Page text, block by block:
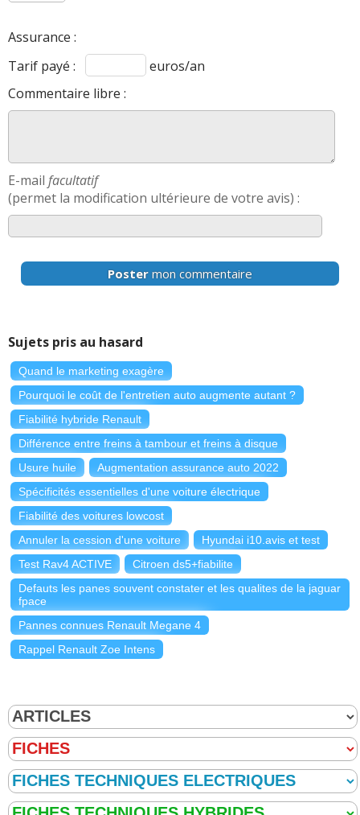
Assurance :
Tarif payé :
euros/an
Commentaire libre :
E-mail facultatif
(permet la modification ultérieure de votre avis) :
Poster mon commentaire
Sujets pris au hasard
Quand le marketing exagère
Pourquoi le coût de l'entretien auto augmente autant ?
Fiabilité hybride Renault
Différence entre freins à tambour et freins à disque
Usure huile
Augmentation assurance auto 2022
Spécificités essentielles d'une voiture électrique
Fiabilité des voitures lowcost
Annuler la cession d'une voiture
Hyundai i10.avis et test
Test Rav4 ACTIVE
Citroen ds5+fiabilite
Defauts les panes souvent constater et les qualites de la jaguar
fpace
Pannes connues Renault Megane 4
Rappel Renault Zoe Intens